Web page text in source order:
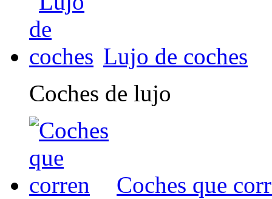
Lujo de coches
Coches de lujo
Coches que